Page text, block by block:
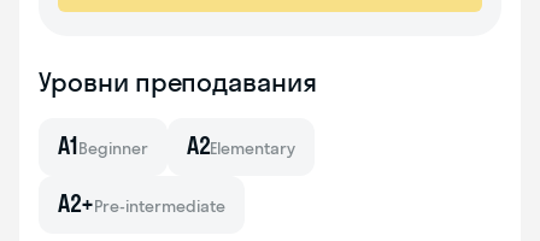
Уровни преподавания
A1Beginner A2Elementary
A2+Pre-intermediate